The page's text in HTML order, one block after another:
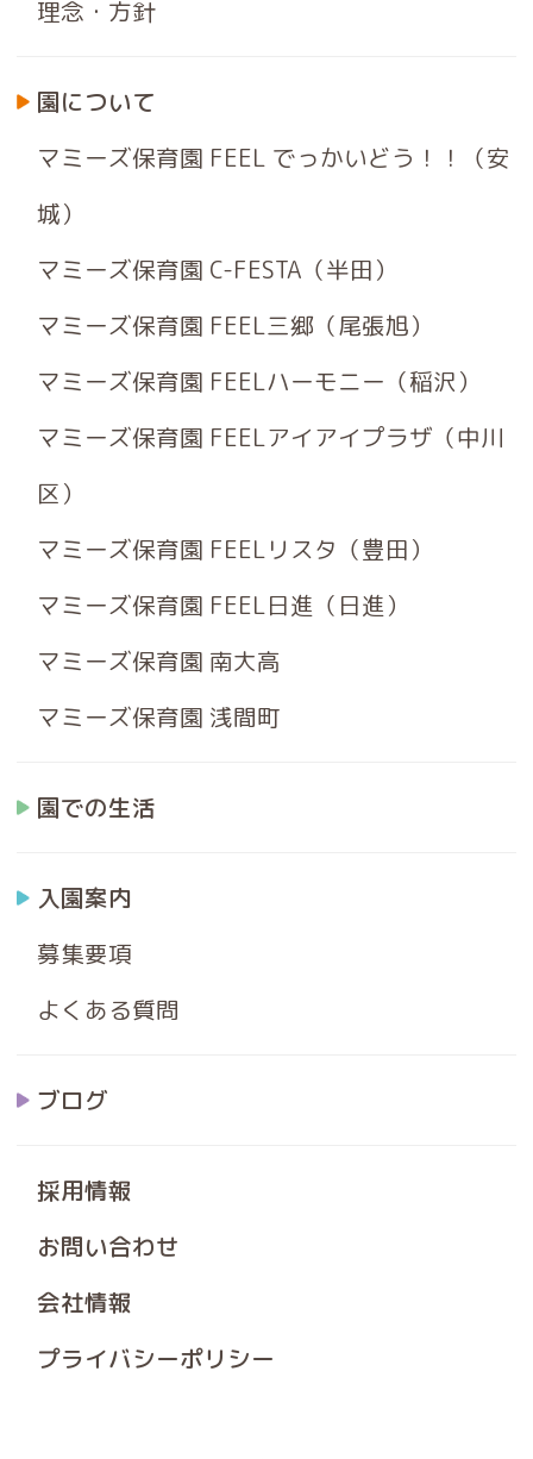
理念・方針
園について
マミーズ保育園 FEEL でっかいどう！！（安
城）
マミーズ保育園 C-FESTA（半田）
マミーズ保育園 FEEL三郷（尾張旭）
マミーズ保育園 FEELハーモニー（稲沢）
マミーズ保育園 FEELアイアイプラザ（中川
区）
マミーズ保育園 FEELリスタ（豊田）
マミーズ保育園 FEEL日進（日進）
マミーズ保育園 南大高
マミーズ保育園 浅間町
園での生活
入園案内
募集要項
よくある質問
ブログ
採用情報
お問い合わせ
会社情報
プライバシーポリシー